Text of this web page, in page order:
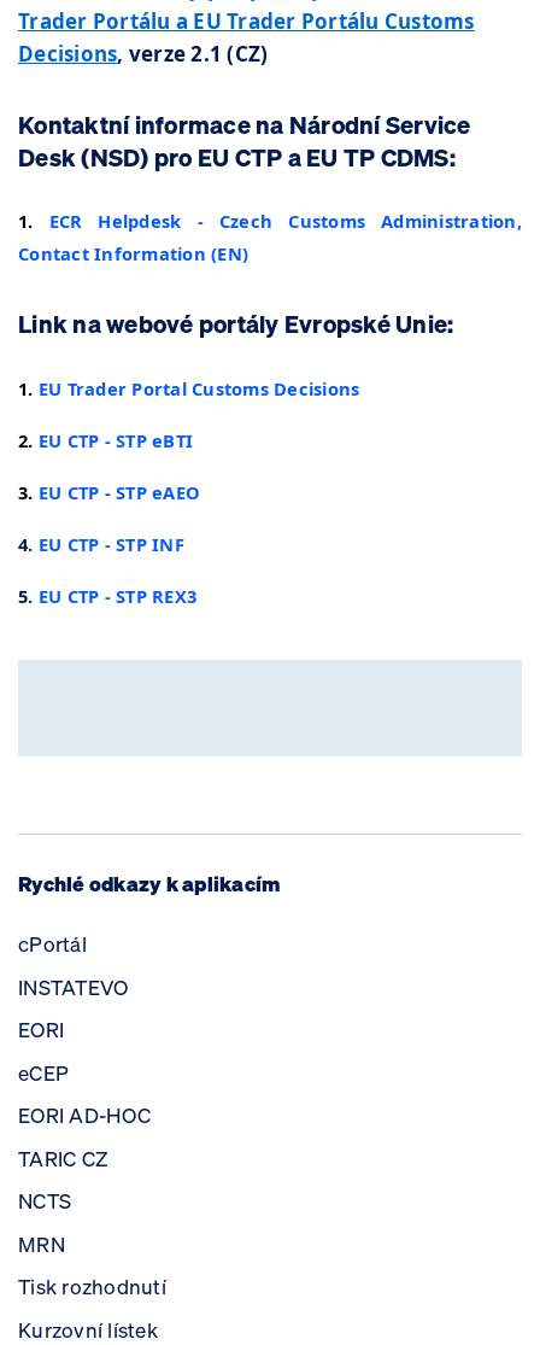
Trader Portálu a EU Trader Portálu Customs
Decisions, verze 2.1 (CZ)
Kontaktní informace na Národní Service
Desk (NSD) pro EU CTP a EU TP CDMS:
1. ECR Helpdesk - Czech Customs Administration,
Contact Information (EN)
Link na webové portály Evropské Unie:
1. EU Trader Portal Customs Decisions
2. EU CTP - STP eBTI
3. EU CTP - STP eAEO
4. EU CTP - STP INF
5. EU CTP - STP REX3
Rychlé odkazy k aplikacím
cPortál
INSTATEVO
EORI
eCEP
EORI AD-HOC
TARIC CZ
NCTS
MRN
Tisk rozhodnutí
Kurzovní lístek